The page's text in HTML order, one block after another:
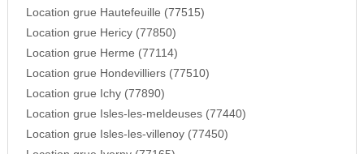
Location grue Hautefeuille (77515)
Location grue Hericy (77850)
Location grue Herme (77114)
Location grue Hondevilliers (77510)
Location grue Ichy (77890)
Location grue Isles-les-meldeuses (77440)
Location grue Isles-les-villenoy (77450)